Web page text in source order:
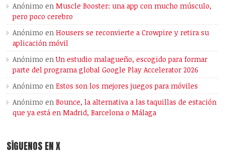
Anónimo enMuscle Booster: una app con mucho músculo,
pero poco cerebro
Anónimo enHousers se reconvierte a Crowpire y retira su
aplicación móvil
Anónimo enUn estudio malagueño, escogido para formar
parte del programa global Google Play Accelerator 2026
Anónimo enEstos son los mejores juegos para móviles
Anónimo enBounce, la alternativa a las taquillas de estación
que ya está en Madrid, Barcelona o Málaga
SÍGUENOS EN X